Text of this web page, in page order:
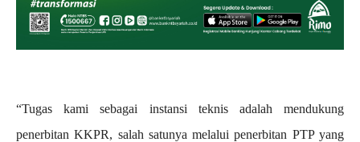
“Tugas kami sebagai instansi teknis adalah mendukung
penerbitan KKPR, salah satunya melalui penerbitan PTP yang